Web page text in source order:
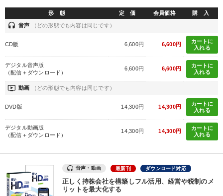
形 態 定 価 会員価格 購 入
headset 音声 （どの形態でも内容は同じです）
CD版 6,600円 6,600円
カートに
入れる
デジタル音声版
（配信＋ダウンロード）
6,600円 6,600円
カートに
入れる
ondemand_video 動画 （どの形態でも内容は同じです）
DVD版 14,300円 14,300円
カートに
入れる
デジタル動画版
（配信＋ダウンロード）
14,300円 14,300円
カートに
入れる
音声・動画 最新刊 ダウンロード対応
正しく持株会社を構築しフル活用、経営や税制のメ
リットを最大化する